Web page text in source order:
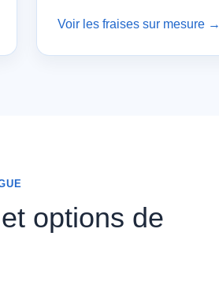
Voir les fraises sur mesure →
options de